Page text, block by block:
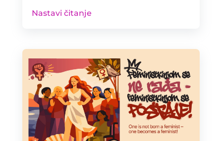
Nastavi čitanje